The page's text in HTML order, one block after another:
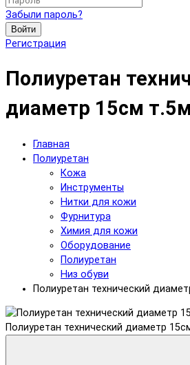
Забыли пароль?
Войти
Регистрация
Полиуретан
диаметр 15см
Главная
Полиуретан
Кожа
Инструменты
Нитки для кожи
Фурнитура
Химия для кожи
Оборудование
Полиуретан
Низ обуви
Полиуретан технический
Полиуретан технический диаметр